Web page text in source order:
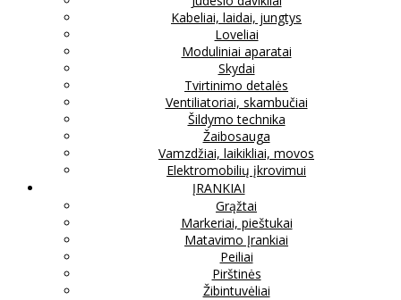
Kabeliai, laidai, jungtys
Loveliai
Moduliniai aparatai
Skydai
Tvirtinimo detalės
Ventiliatoriai, skambučiai
Šildymo technika
Žaibosauga
Vamzdžiai, laikikliai, movos
Elektromobilių įkrovimui
ĮRANKIAI
Grąžtai
Markeriai, pieštukai
Matavimo Įrankiai
Peiliai
Pirštinės
Žibintuvėliai